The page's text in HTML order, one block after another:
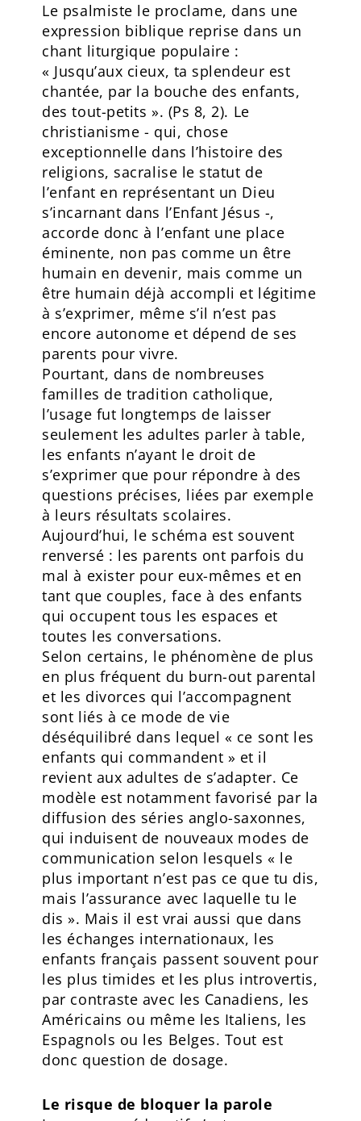
Le psalmiste le proclame, dans une
expression biblique reprise dans un
chant liturgique populaire :
« Jusqu’aux cieux, ta splendeur est
chantée, par la bouche des enfants,
des tout-petits ». (Ps 8, 2). Le
christianisme - qui, chose
exceptionnelle dans l’histoire des
religions, sacralise le statut de
l’enfant en représentant un Dieu
s’incarnant dans l’Enfant Jésus -,
accorde donc à l’enfant une place
éminente, non pas comme un être
humain en devenir, mais comme un
être humain déjà accompli et légitime
à s’exprimer, même s’il n’est pas
encore autonome et dépend de ses
parents pour vivre.
Pourtant, dans de nombreuses
familles de tradition catholique,
l’usage fut longtemps de laisser
seulement les adultes parler à table,
les enfants n’ayant le droit de
s’exprimer que pour répondre à des
questions précises, liées par exemple
à leurs résultats scolaires.
Aujourd’hui, le schéma est souvent
renversé : les parents ont parfois du
mal à exister pour eux-mêmes et en
tant que couples, face à des enfants
qui occupent tous les espaces et
toutes les conversations.
Selon certains, le phénomène de plus
en plus fréquent du burn-out parental
et les divorces qui l’accompagnent
sont liés à ce mode de vie
déséquilibré dans lequel « ce sont les
enfants qui commandent » et il
revient aux adultes de s’adapter. Ce
modèle est notamment favorisé par la
diffusion des séries anglo-saxonnes,
qui induisent de nouveaux modes de
communication selon lesquels « le
plus important n’est pas ce que tu dis,
mais l’assurance avec laquelle tu le
dis ». Mais il est vrai aussi que dans
les échanges internationaux, les
enfants français passent souvent pour
les plus timides et les plus introvertis,
par contraste avec les Canadiens, les
Américains ou même les Italiens, les
Espagnols ou les Belges. Tout est
donc question de dosage.
Le risque de bloquer la parole